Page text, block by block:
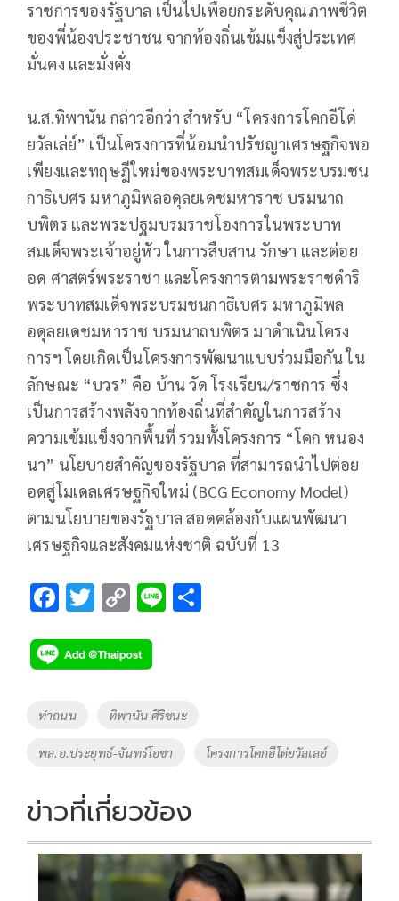
ราชการของรัฐบาล เป็นไปเพื่อยกระดับคุณภาพชีวิต
ของพี่น้องประชาชน จากท้องถิ่นเข้มแข็งสู่ประเทศ
มั่นคง และมั่งคั่ง
น.ส.ทิพานัน กล่าวอีกว่า สำหรับ “โครงการโคกอีโด่
ยวัลเล่ย์” เป็นโครงการที่น้อมนำปรัชญาเศรษฐกิจพอ
เพียงและทฤษฎีใหม่ของพระบาทสมเด็จพระบรมชน
กาธิเบศร มหาภูมิพลอดุลยเดชมหาราช บรมนาถ
บพิตร และพระปฐมบรมราชโองการในพระบาท
สมเด็จพระเจ้าอยู่หัว ในการสืบสาน รักษา และต่อย
อด ศาสตร์พระราชา และโครงการตามพระราชดำริ
พระบาทสมเด็จพระบรมชนกาธิเบศร มหาภูมิพล
อดุลยเดชมหาราช บรมนาถบพิตร มาดำเนินโครง
การฯ โดยเกิดเป็นโครงการพัฒนาแบบร่วมมือกัน ใน
ลักษณะ “บวร” คือ บ้าน วัด โรงเรียน/ราชการ ซึ่ง
เป็นการสร้างพลังจากท้องถิ่นที่สำคัญในการสร้าง
ความเข้มแข็งจากพื้นที่ รวมทั้งโครงการ “โคก หนอง
นา” นโยบายสำคัญของรัฐบาล ที่สามารถนำไปต่อย
อดสู่โมเดลเศรษฐกิจใหม่ (BCG Economy Model)
ตามนโยบายของรัฐบาล สอดคล้องกับแผนพัฒนา
เศรษฐกิจและสังคมแห่งชาติ ฉบับที่ 13
F
e
b
o
k
T
tt
er
C
p
y
Li
n
k
Li
Tags
ทำถนน ทิพานัน ศิริชนะ
พล.อ.ประยุทธ์-จันทร์โอชา โครงการโคกอีโด่ยวัลเลย์
ข่าวที่เกี่ยวข้อง